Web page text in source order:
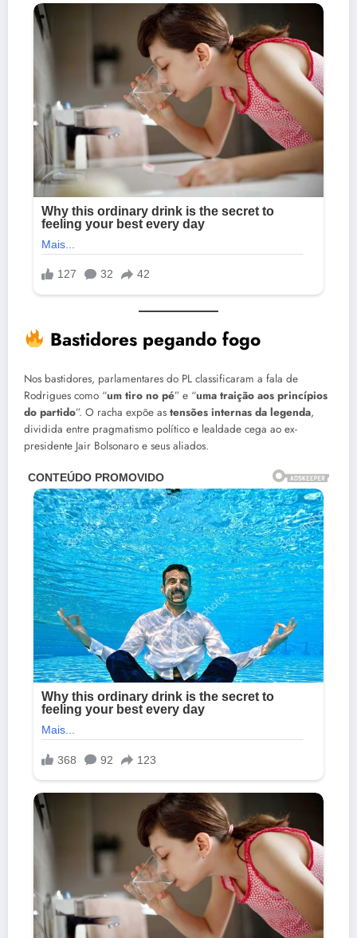
Bastidores pegando fogo
Nos bastidores, parlamentares do PL classificaram a fala de
Rodrigues como “um tiro no pé” e “uma traição aos princípios
do partido”. O racha expõe as tensões internas da legenda,
dividida entre pragmatismo político e lealdade cega ao ex-
presidente Jair Bolsonaro e seus aliados.